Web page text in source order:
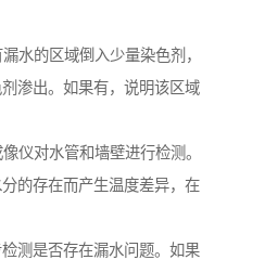
水的区域倒入少量染色剂，
渗出。如果有，说明该区域
仪对水管和墙壁进行检测。
的存在而产生温度差异，在
测是否存在漏水问题。如果